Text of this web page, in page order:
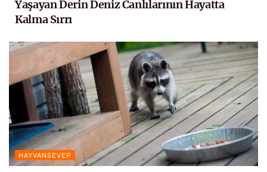
Yaşayan Derin Deniz Canlılarının Hayatta
Kalma Sırrı
HAYVANSEVER